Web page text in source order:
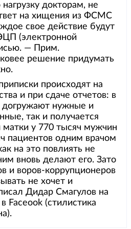
докторам, не
на хищения из ФСМС
свое действие будут
(электронной
— Прим.
решение придумать
происходят на
и при сдаче отчетов: в
догружают нужные и
так и получается
матки у 770 тысяч мужчин
пациентов одним врачом
на это повлиять не
вновь делают его. Зато
и воров-коррупционеров
не хочет и
Дидар Смагулов на
в Faceook (стилистика